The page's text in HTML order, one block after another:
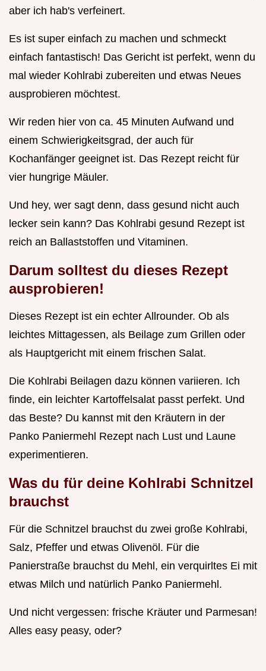
aber ich hab's verfeinert.
Es ist super einfach zu machen und schmeckt
einfach fantastisch! Das Gericht ist perfekt, wenn du
mal wieder Kohlrabi zubereiten und etwas Neues
ausprobieren möchtest.
Wir reden hier von ca. 45 Minuten Aufwand und
einem Schwierigkeitsgrad, der auch für
Kochanfänger geeignet ist. Das Rezept reicht für
vier hungrige Mäuler.
Und hey, wer sagt denn, dass gesund nicht auch
lecker sein kann? Das Kohlrabi gesund Rezept ist
reich an Ballaststoffen und Vitaminen.
Darum solltest du dieses Rezept
ausprobieren!
Dieses Rezept ist ein echter Allrounder. Ob als
leichtes Mittagessen, als Beilage zum Grillen oder
als Hauptgericht mit einem frischen Salat.
Die Kohlrabi Beilagen dazu können variieren. Ich
finde, ein leichter Kartoffelsalat passt perfekt. Und
das Beste? Du kannst mit den Kräutern in der
Panko Paniermehl Rezept nach Lust und Laune
experimentieren.
Was du für deine Kohlrabi Schnitzel
brauchst
Für die Schnitzel brauchst du zwei große Kohlrabi,
Salz, Pfeffer und etwas Olivenöl. Für die
Panierstraße brauchst du Mehl, ein verquirltes Ei mit
etwas Milch und natürlich Panko Paniermehl.
Und nicht vergessen: frische Kräuter und Parmesan!
Alles easy peasy, oder?